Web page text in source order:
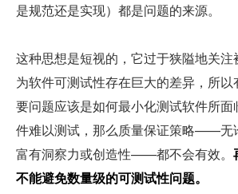
是规范还是实现）都是问题的来源。
这种思想是短视的，它过于狭隘地关
为软件可测试性存在巨大的差异，所
要问题应该是如何最小化测试软件所
件难以测试，那么质量保证策略——无
富有洞察力或创造性——都不会有效。
不能避免数量级的可测试性问题。